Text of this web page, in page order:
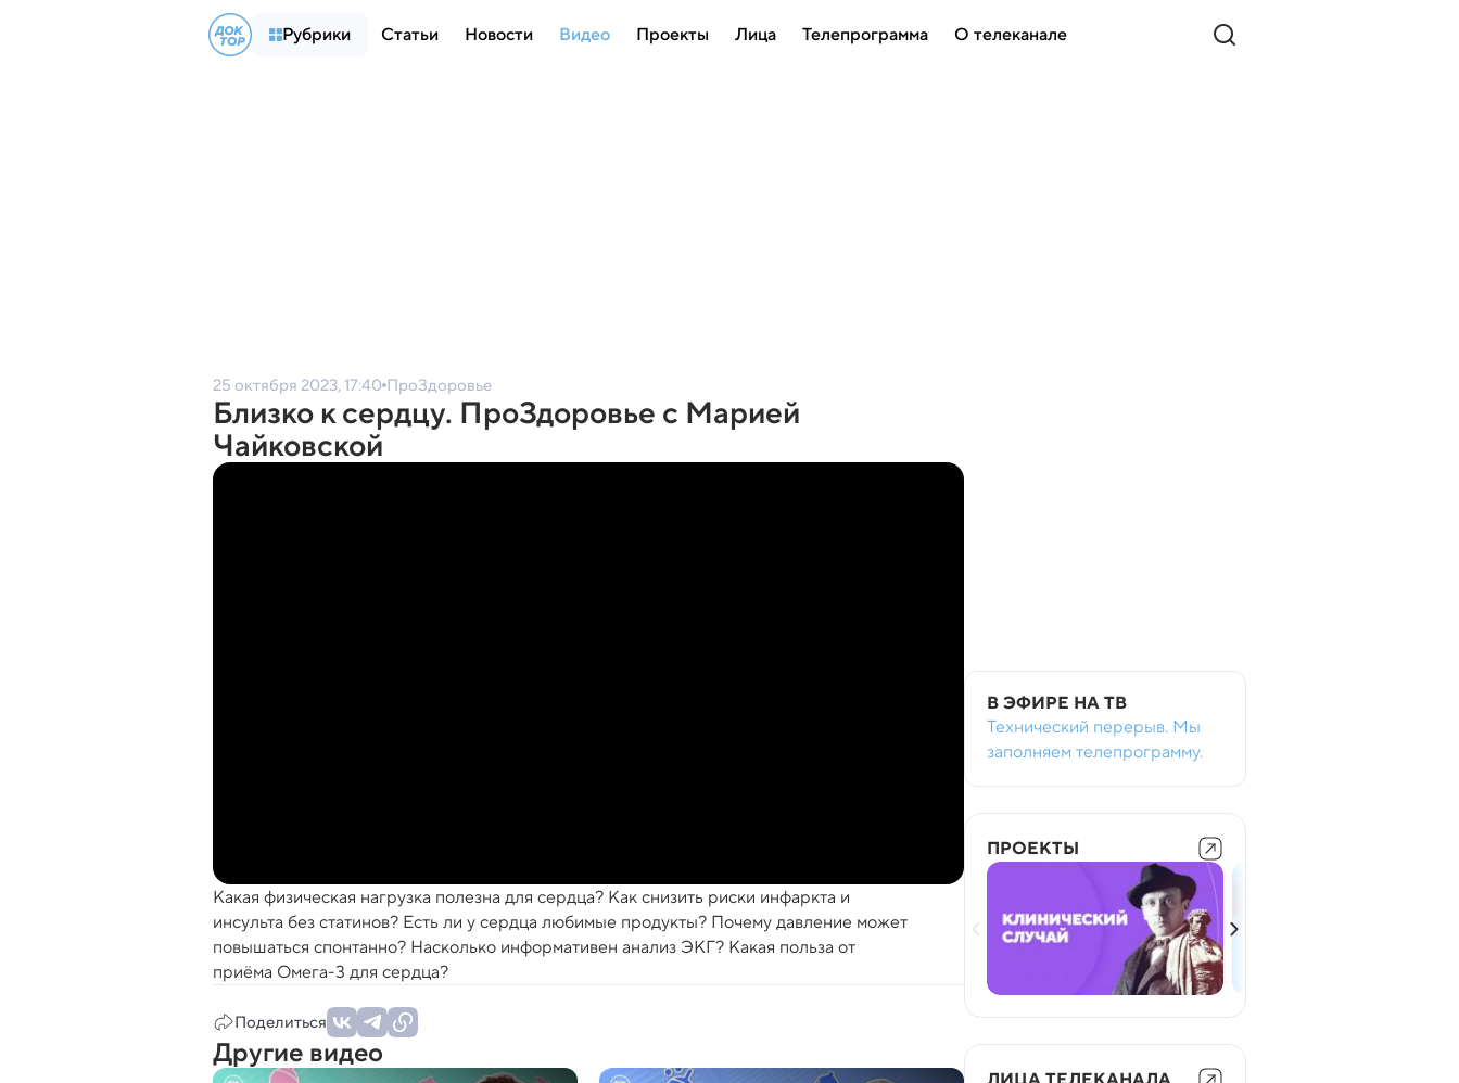
Рубрики Статьи Новости Видео Проекты Лица Телепрограмма О телеканале
25 октября 2023, 17:40 ПроЗдоровье
Близко к сердцу. ПроЗдоровье с Марией
Чайковской
Какая физическая нагрузка полезна для сердца? Как снизить риски инфаркта и
инсульта без статинов? Есть ли у сердца любимые продукты? Почему давление может
повышаться спонтанно? Насколько информативен анализ ЭКГ? Какая польза от
приёма Омега-3 для сердца?
Поделиться
Другие видео
В ЭФИРЕ НА ТВ
Технический перерыв. Мы
заполняем телепрограмму.
ПРОЕКТЫ